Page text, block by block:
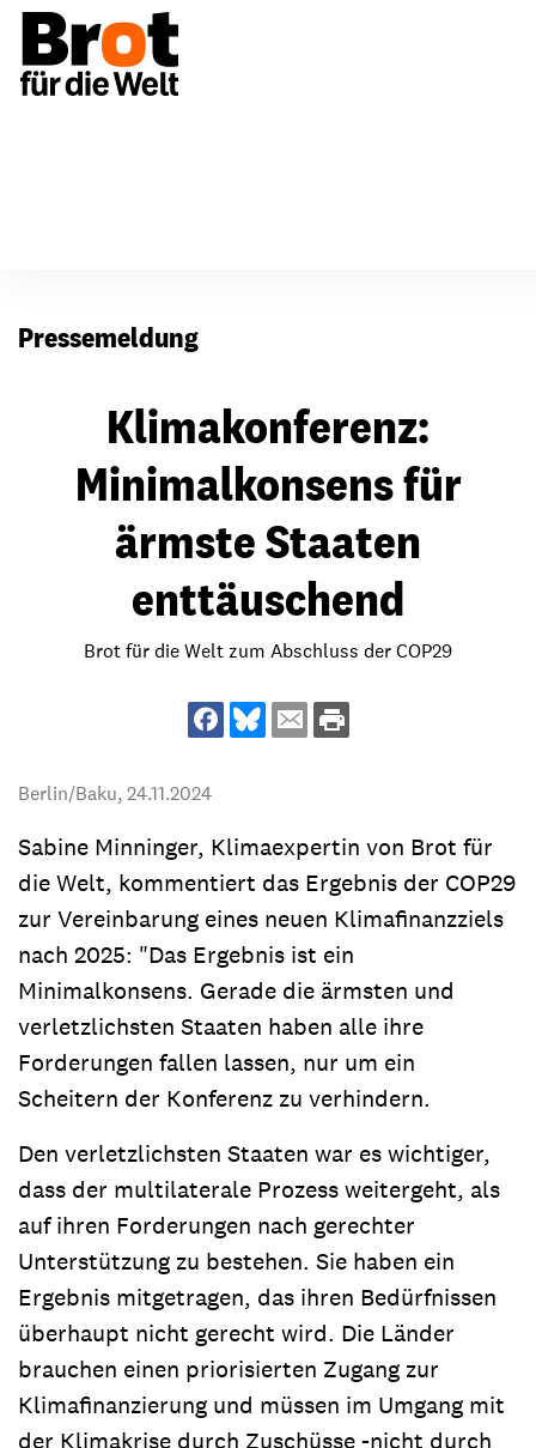
Pressemeldung
Klimakonferenz:
Minimalkonsens für
ärmste Staaten
enttäuschend
Brot für die Welt zum Abschluss der COP29
Berlin/Baku,24.11.2024
Sabine Minninger, Klimaexpertin von Brot für
die Welt, kommentiert das Ergebnis der COP29
zur Vereinbarung eines neuen Klimafinanzziels
nach 2025: "Das Ergebnis ist ein
Minimalkonsens. Gerade die ärmsten und
verletzlichsten Staaten haben alle ihre
Forderungen fallen lassen, nur um ein
Scheitern der Konferenz zu verhindern.
Den verletzlichsten Staaten war es wichtiger,
dass der multilaterale Prozess weitergeht, als
auf ihren Forderungen nach gerechter
Unterstützung zu bestehen. Sie haben ein
Ergebnis mitgetragen, das ihren Bedürfnissen
überhaupt nicht gerecht wird. Die Länder
brauchen einen priorisierten Zugang zur
Klimafinanzierung und müssen im Umgang mit
der Klimakrise durch Zuschüsse -nicht durch